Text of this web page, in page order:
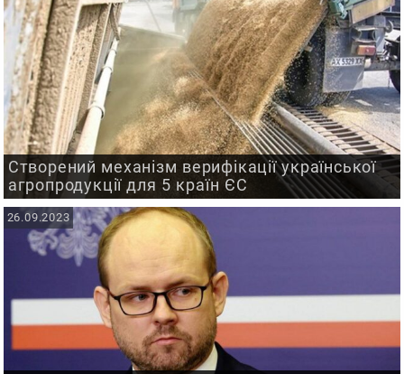
Створений механізм верифікації української
агропродукції для 5 країн ЄС
26.09.2023